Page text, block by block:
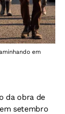
em
da obra de
em setembro